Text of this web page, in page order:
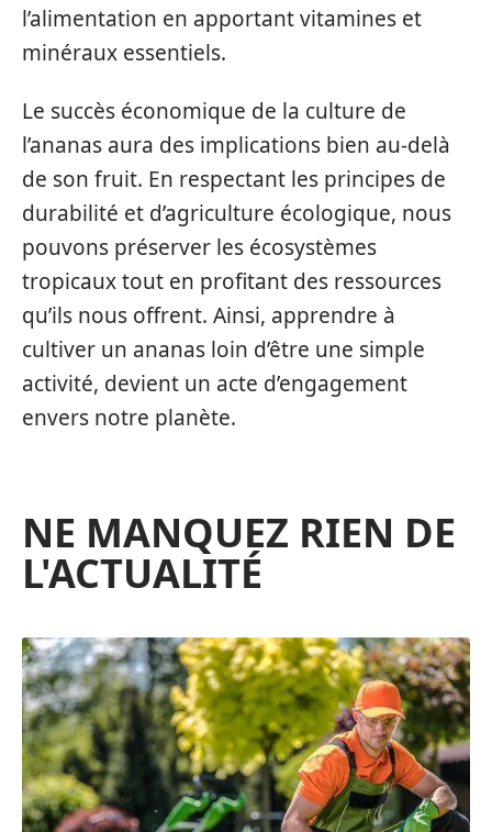
l’alimentation en apportant vitamines et
minéraux essentiels.
Le succès économique de la culture de
l’ananas aura des implications bien au-delà
de son fruit. En respectant les principes de
durabilité et d’agriculture écologique, nous
pouvons préserver les écosystèmes
tropicaux tout en profitant des ressources
qu’ils nous offrent. Ainsi, apprendre à
cultiver un ananas loin d’être une simple
activité, devient un acte d’engagement
envers notre planète.
NE MANQUEZ RIEN DE
L'ACTUALITÉ